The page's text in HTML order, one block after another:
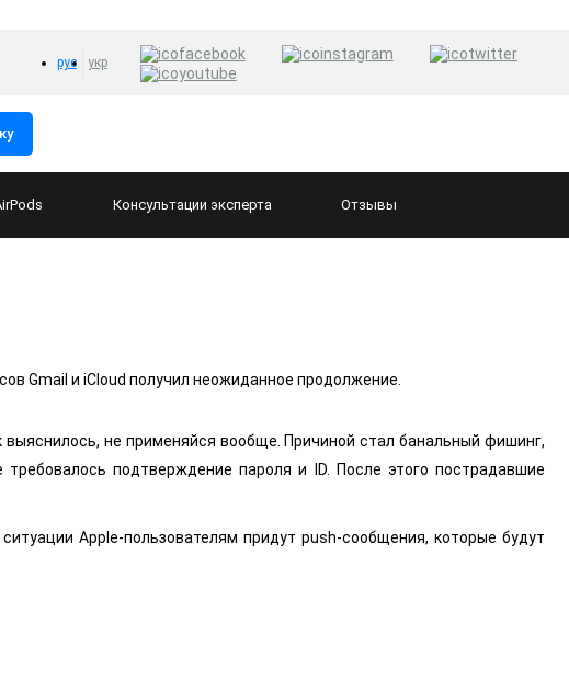
рус укр
Консультации эксперта Отзывы
Gmail и iCloud получил неожиданное продолжение.
не применяйся вообще. Причиной стал банальный фишинг,
требовалось подтверждение пароля и ID. После этого пострадавшие
Apple-пользователям придут push-сообщения, которые будут